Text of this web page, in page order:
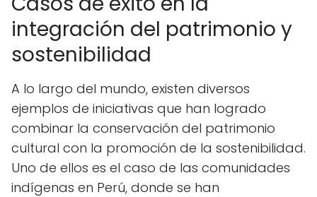
integración del patrimonio y
sostenibilidad
A lo largo del mundo, existen diversos
ejemplos de iniciativas que han logrado
combinar la conservación del patrimonio
cultural con la promoción de la sostenibilidad.
Uno de ellos es el caso de las comunidades
indígenas en Perú, donde se han